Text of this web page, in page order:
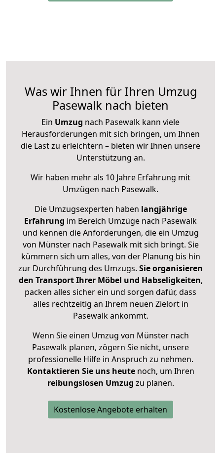
Was wir Ihnen für Ihren Umzug
Pasewalk nach bieten
Ein Umzug nach Pasewalk kann viele
Herausforderungen mit sich bringen, um Ihnen
die Last zu erleichtern – bieten wir Ihnen unsere
Unterstützung an.
Wir haben mehr als 10 Jahre Erfahrung mit
Umzügen nach Pasewalk.
Die Umzugsexperten haben langjährige
Erfahrung im Bereich Umzüge nach Pasewalk
und kennen die Anforderungen, die ein Umzug
von Münster nach Pasewalk mit sich bringt. Sie
kümmern sich um alles, von der Planung bis hin
zur Durchführung des Umzugs. Sie organisieren
den Transport Ihrer Möbel und Habseligkeiten,
packen alles sicher ein und sorgen dafür, dass
alles rechtzeitig an Ihrem neuen Zielort in
Pasewalk ankommt.
Wenn Sie einen Umzug von Münster nach
Pasewalk planen, zögern Sie nicht, unsere
professionelle Hilfe in Anspruch zu nehmen.
Kontaktieren Sie uns heutenoch, um Ihren
reibungslosen Umzug zu planen.
Kostenlose Angebote erhalten